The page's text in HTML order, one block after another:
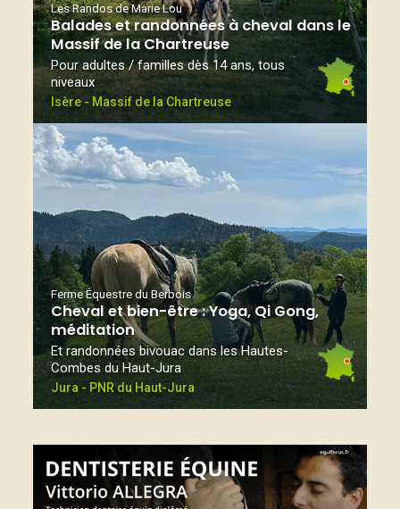
Les Randos de Marie Lou
Balades et randonnées à cheval dans le
Massif de la Chartreuse
Pour adultes / familles dès 14 ans, tous
niveaux
Isère - Massif de la Chartreuse
Ferme Équestre du Berbois
Cheval et bien-être : Yoga, Qi Gong,
méditation
Et randonnées bivouac dans les Hautes-
Combes du Haut-Jura
Jura - PNR du Haut-Jura